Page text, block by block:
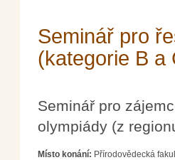
Seminář pro
(kategorie B a
Seminář pro
olympiády (z
Místo konání: Přírodovědecká